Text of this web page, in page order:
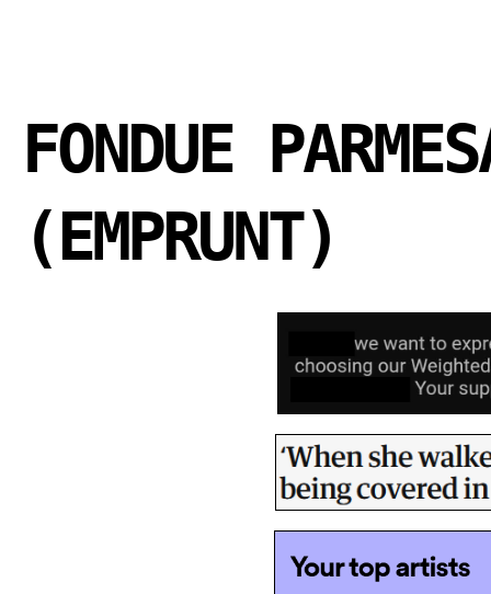
FONDUE
(EMPRUNT)